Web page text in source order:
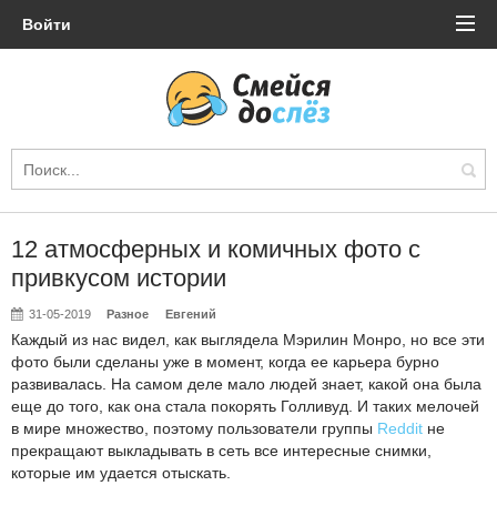
Войти
12 атмосферных и комичных фото с
привкусом истории
31-05-2019 Разное Евгений
Каждый из нас видел, как выглядела Мэрилин Монро, но все эти
фото были сделаны уже в момент, когда ее карьера бурно
развивалась. На самом деле мало людей знает, какой она была
еще до того, как она стала покорять Голливуд. И таких мелочей
в мире множество, поэтому пользователи группы Reddit не
прекращают выкладывать в сеть все интересные снимки,
которые им удается отыскать.